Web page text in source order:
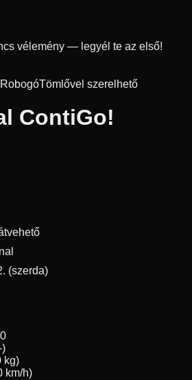
vélemény — legyél te az első!
RobogóTömlővel szerelhető
ContiGo!
(szerda)
)
kg)
km/h)